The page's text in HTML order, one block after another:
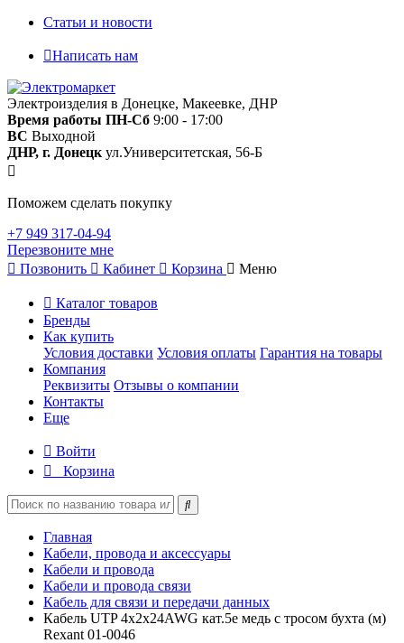
Статьи и новости
Написать нам
Электроизделия в Донецке, Макеевке, ДНР
Время работы ПН-Сб 9:00 - 17:00
ВС Выходной
ДНР, г. Донецк ул.Университетская, 56-Б
Поможем сделать покупку
+7 949 317-04-94
Перезвоните мне
Позвонить
Кабинет Корзина Меню
Каталог товаров
Бренды
Как купить
Условия доставки Условия оплаты Гарантия на товары
Компания
Реквизиты Отзывы о компании
Контакты
Еще
Войти
Корзина
Главная
Кабели, провода и аксессуары
Кабели и провода
Кабели и провода связи
Кабель для связи и передачи данных
Кабель UTP 4х2х24AWG кат.5е медь с тросом бухта (м)
Rexant 01-0046